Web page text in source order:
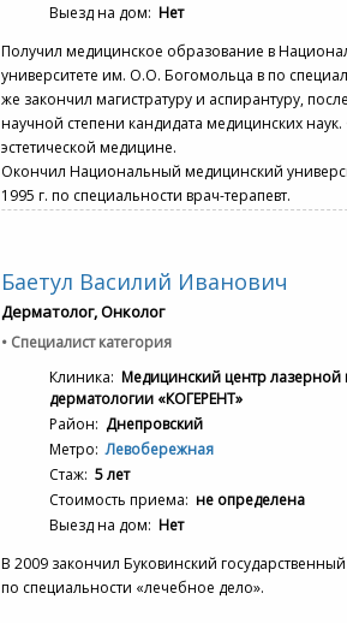
Выезд на дом: Нет
Получил медицинское образование в
университете им. О.О. Богомольца в по
же закончил магистратуру и аспирантуру,
научной степени кандидата медицинских наук.
эстетической медицине.
Окончил Национальный медицинский
1995 г. по специальности врач-терапевт.
Баетул Василий Иванович
Дерматолог, Онколог
• Специалист категория
Клиника: Медицинский центр лазерной
дерматологии «КОГЕРЕНТ»
Район: Днепровский
Метро:Левобережная
Стаж: 5 лет
Стоимость приема: не определена
Выезд на дом: Нет
В 2009 закончил Буковинский
по специальности «лечебное дело».